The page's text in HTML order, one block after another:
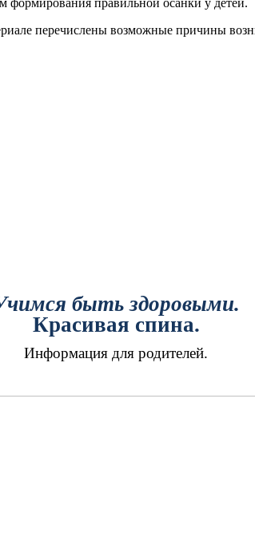
перечислены возможные причины
быть здоровыми.
Красивая спина.
Информация для родителей.